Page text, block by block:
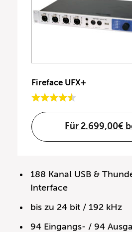
Fireface UFX+
Für 2.699,00€
188 Kanal USB &
Interface
bis zu 24 bit / 192 kHz
94 Eingangs- / 94